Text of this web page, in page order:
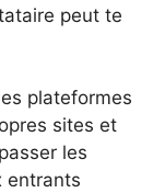
peut te
plateformes
sites et
les
entrants